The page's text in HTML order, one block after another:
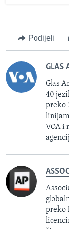
Podijeli
GLAS
Glas
40
preko
VOA i
preko